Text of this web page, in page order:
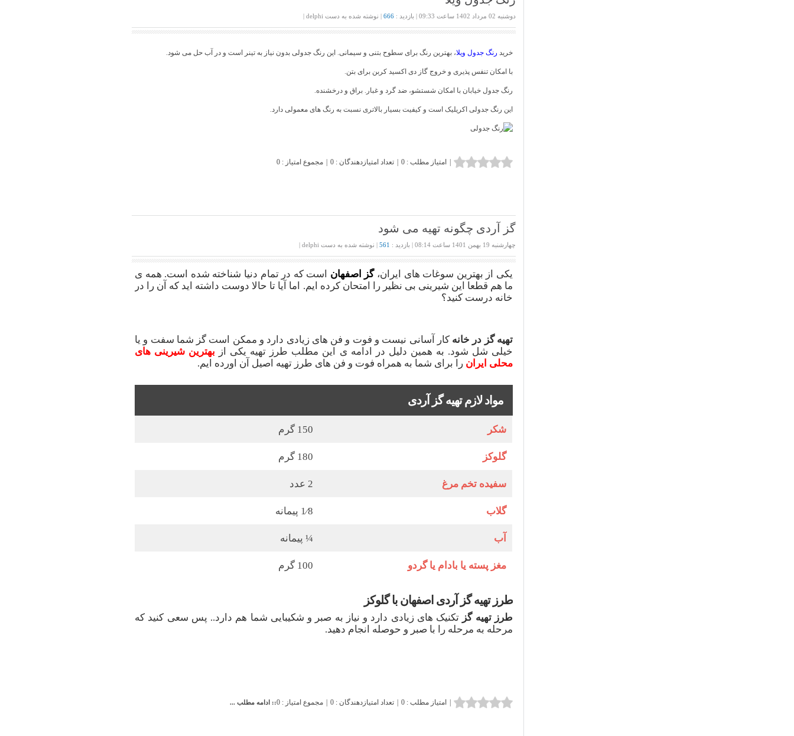
دوشنبه 02 مرداد 1402 ساعت 09:33 | بازدید : 666 | نوشته ‌شده به دست delphi |
خرید رنگ جدول ویلا، بهترین رنگ برای سطوح بتنی و سیمانی. این رنگ جدولی بدون نیاز به تینر است و در آب حل می شود.
با امکان تنفس پذیری و خروج گاز دی اکسید کربن برای بتن.
رنگ جدول خیابان با امکان شستشو، ضد گرد و غبار. براق و درخشنده.
این رنگ جدولی اکریلیک است و کیفیت بسیار بالاتری نسبت به رنگ های معمولی دارد.
امتیاز مطلب : 0 تعداد امتیازدهندگان : 0 مجموع امتیاز : 0
گز آردی چگونه تهیه می شود
چهارشنبه 19 بهمن 1401 ساعت 08:14 | بازدید : 561 | نوشته ‌شده به دست delphi |
یکی از بهترین سوغات های ایران، گز اصفهان
است که در تمام دنیا شناخته شده است. همه ی
ما هم قطعا این شیرینی بی نظیر را امتحان کرده ایم. اما آیا تا حالا دوست داشته اید که آن را در
خانه درست کنید؟
تهیه گز در خانه کار آسانی نیست و فوت و فن های زیادی دارد و ممکن است گز شما سفت و یا
خیلی شل شود. به همین دلیل در ادامه ی این مطلب طرز تهیه یکی از
بهترین شیرینی های
محلی ایران را برای شما به همراه فوت و فن های طرز تهیه اصیل آن اورده ایم.
مواد لازم تهیه گز آردی
شکر 150 گرم
گلوکز 180 گرم
سفیده تخم مرغ 2 عدد
گلاب 1⁄8 پیمانه
آب ¼ پیمانه
مغز پسته یا بادام یا گردو 100 گرم
طرز تهیه گز آردی اصفهان با گلوکز
طرز تهیه گز تکنیک های زیادی دارد و نیاز به صبر و شکیبایی شما هم دارد.. پس سعی کنید که
مرحله به مرحله را با صبر و حوصله انجام دهید.
| امتیاز مطلب : 0 | تعداد امتیازدهندگان : 0 | مجموع امتیاز : 0 :: ادامه مطلب ...